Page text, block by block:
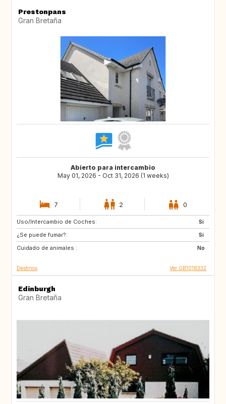
Prestonpans
Gran Bretaña
Abierto para intercambio
May 01, 2026 - Oct 31, 2026 (1 weeks)
7 2 0
Uso/Intercambio de Coches:
Si
¿Se puede fumar?:
Si
Cuidado de animales :
No
ES
AU
CA
Destinos Ver GB1018332
Edinburgh
Gran Bretaña